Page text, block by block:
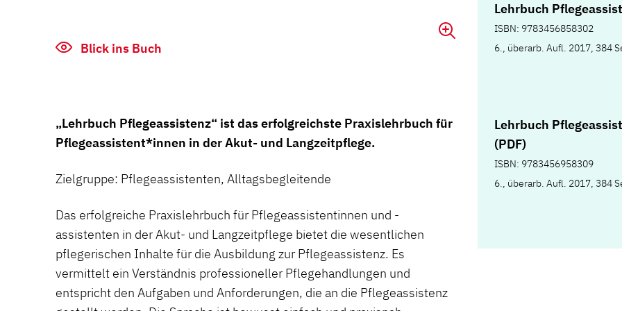
Lehrbuch
ISBN: 9783456858302
6., überarb. Aufl. 2017, 384
Lehrbuch
(PDF)
ISBN: 9783456958309
6., überarb. Aufl. 2017, 384
Blick ins Buch
„Lehrbuch Pflegeassistenz“ ist das erfolgreichste Praxislehrbuch für
Pflegeassistent*innen in der Akut- und Langzeitpflege.
Zielgruppe: Pflegeassistenten, Alltagsbegleitende
Das erfolgreiche Praxislehrbuch für Pflegeassistentinnen und -
assistenten in der Akut- und Langzeitpflege bietet die wesentlichen
pflegerischen Inhalte für die Ausbildung zur Pflegeassistenz. Es
vermittelt ein Verständnis professioneller Pflegehandlungen und
entspricht den Aufgaben und Anforderungen, die an die Pflegeassistenz